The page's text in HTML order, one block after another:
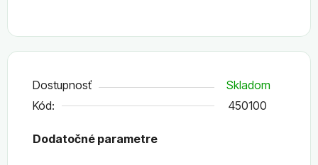
Dostupnosť
Skladom
Kód:
450100
Dodatočné parametre